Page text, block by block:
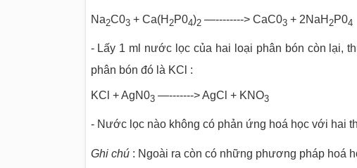
Na2C03+ Ca(H 2P04)2—--------> CaC03+ 2NaH 2P04
- Lấy 1 ml nước lọc của hai loại phân bón còn lại,
phân bón đó là KCl :
KCl + AgN03—-------> AgCl + KNO3
- Nước lọc nào không có phản ứng hoá học với hai
Ghi chú: Ngoài ra còn có những phương pháp hoá